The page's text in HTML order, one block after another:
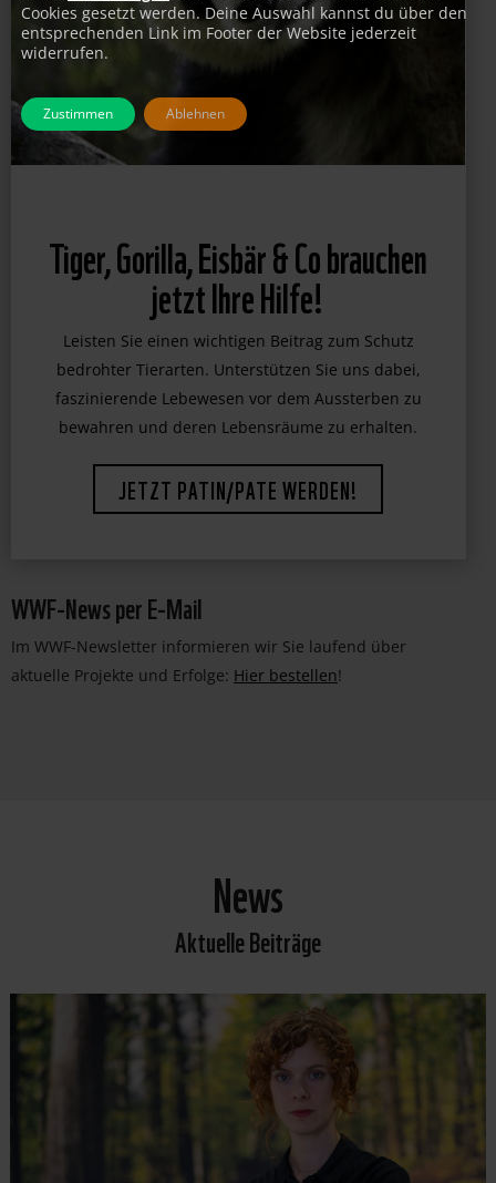
Tiger, Gorilla, Eisbär & Co brauchen
jetzt Ihre Hilfe!
Leisten Sie einen wichtigen Beitrag zum Schutz
bedrohter Tierarten. Unterstützen Sie uns dabei,
faszinierende Lebewesen vor dem Aussterben zu
bewahren und deren Lebensräume zu erhalten.
JETZT PATIN/PATE WERDEN!
WWF-News per E-Mail
Im WWF-Newsletter informieren wir Sie laufend über
aktuelle Projekte und Erfolge: Hier bestellen!
News
Aktuelle Beiträge
Cookies gesetzt werden. Deine Auswahl kannst du über den
entsprechenden Link im Footer der Website jederzeit
widerrufen.
Zustimmen Ablehnen